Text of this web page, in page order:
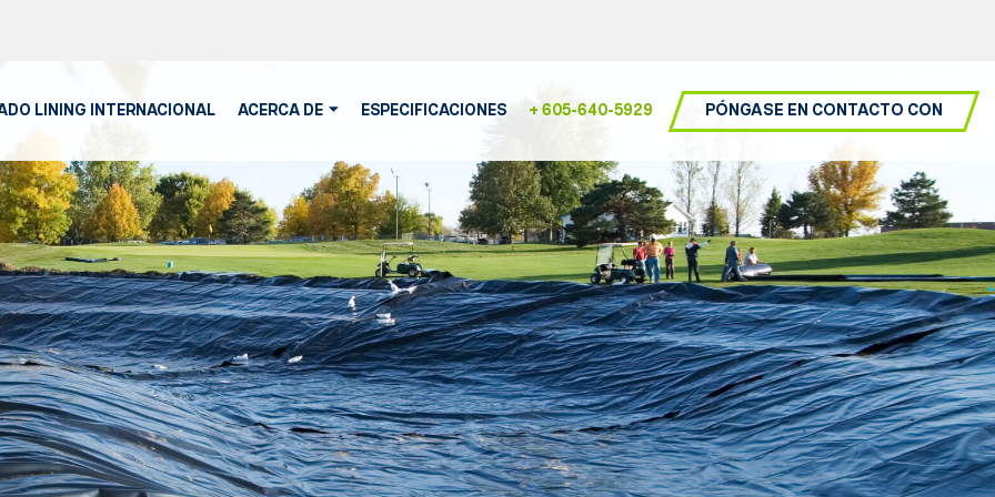
LINING INTERNACIONAL ACERCA DE ESPECIFICACIONES + 605-640-5929 PÓNGASE EN CONTACTO CON